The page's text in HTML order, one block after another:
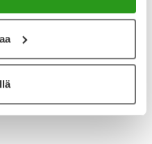
toimitusmaksu
Reseptin
tuotteen hintaan.